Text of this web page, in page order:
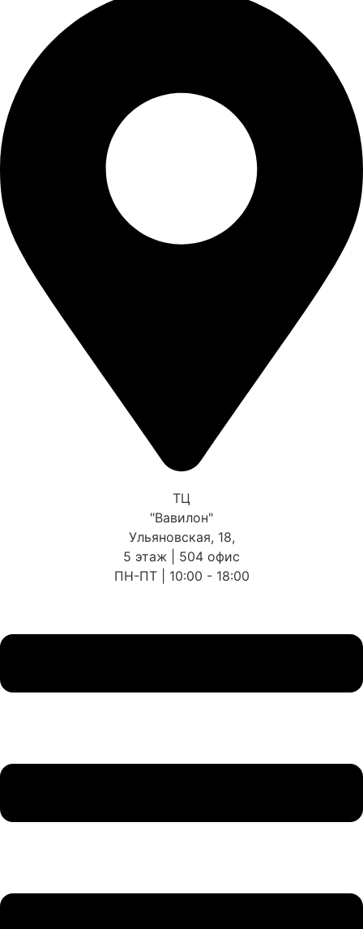
ТЦ
"Вавилон"
Ульяновская, 18,
5 этаж | 504 офис
ПН-ПТ | 10:00 - 18:00